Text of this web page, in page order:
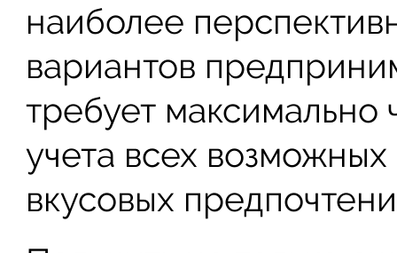
наиболее
вариантов
требует максимально
учета всех
вкусовых